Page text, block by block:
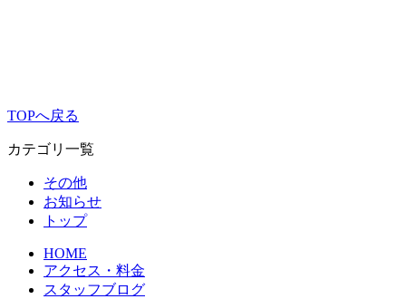
TOPへ戻る
カテゴリ一覧
その他
お知らせ
トップ
HOME
アクセス・料金
スタッフブログ